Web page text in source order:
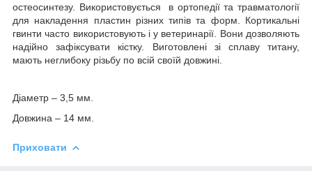
остеосинтезу. Використовується в ортопедії та травматології
для накладення пластин різних типів та форм. Кортикальні
гвинти часто використовують і у ветеринарії. Вони дозволяють
надійно зафіксувати кістку. Виготовлені зі сплаву титану,
мають неглибоку різьбу по всій своїй довжині.
Діаметр – 3,5 мм.
Довжина – 14 мм.
Приховати